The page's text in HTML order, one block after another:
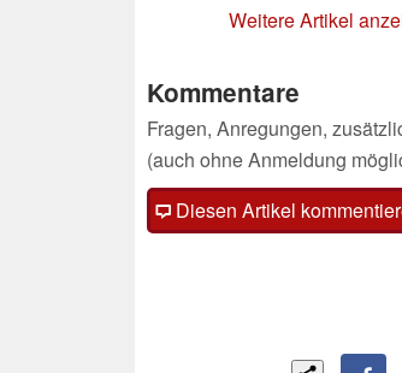
Weitere Artikel
Kommentare
Fragen, Anregungen,
(auch ohne Anmeldung
Diesen Artikel